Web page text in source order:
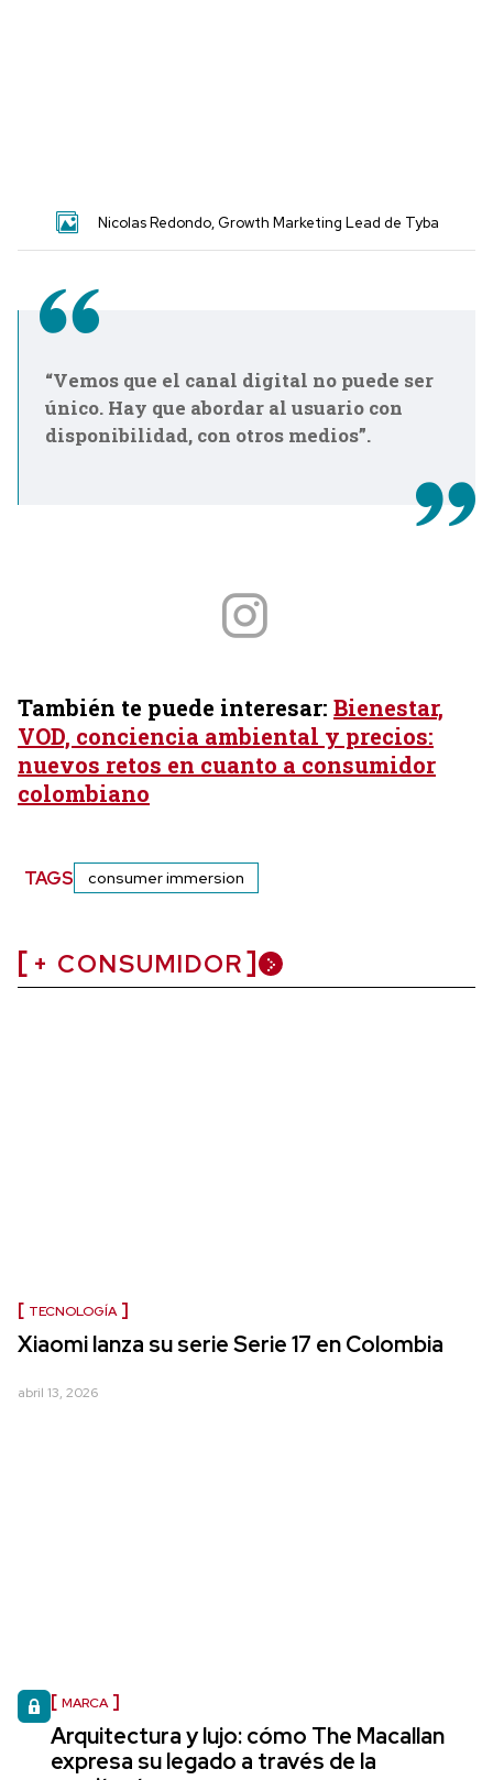
Nicolas Redondo, Growth Marketing Lead de Tyba
“Vemos que el canal digital no puede ser
único. Hay que abordar al usuario con
disponibilidad, con otros medios”.
También te puede interesar: Bienestar,
VOD, conciencia ambiental y precios:
nuevos retos en cuanto a consumidor
colombiano
TAGS consumer immersion
+ CONSUMIDOR
TECNOLOGÍA
Xiaomi lanza su serie Serie 17 en Colombia
abril 13, 2026
MARCA
Arquitectura y lujo: cómo The Macallan
expresa su legado a través de la